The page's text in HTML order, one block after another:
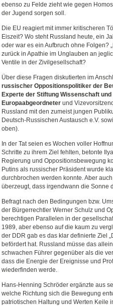
ebenso zu Felde zieht wie gegen
der Jugend sorgen soll.
Die EU reagiert mit immer kritischeren
Eiszeit? Wo steht Russland heute, ein
oder war es ein Aufbruch ohne Folgen?
zurück in Apathie im Unglauben an
Ventile in der Zivilgesellschaft?
Über diese Fragen diskutierten im
russischer Oppositionspolitiker der
Experte der Stiftung Wissenschaft
Europaabgeordneter und
Russland mit den zumeist jungen
Deutsch-Russischen Austausch e.V.
oben).
In der Tat seien es Wochen voller
Schritte zu ihrem Ziel fehlten, betonte
Regierung und Oppositionsbewegung
Putins als russischer Präsident wurde
durchbrochen werden konnte. Aber
überzeugt, dass irgendwann die Sonne
Befragt nach den Bedingungen bzw.
der Bürgerrechtler Werner Schulz und
berechtigen Parallelen in der
1989, aber ebenso auf die kaum zu
der DDR gab es das klar definierte Ziel
befördert hat. Russland müsse das
schwachen Führer gegenüber als die
dass die Energie der Ereignisse und
wiederfinden werde.
Hans-Henning Schröder ergänzte aus
welche Richtung sich die Bewegung
patriotischen Haltung und Werten Keile